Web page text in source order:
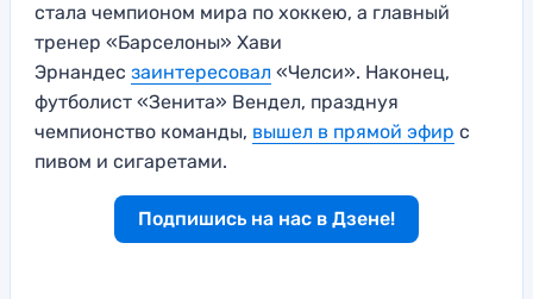
стала чемпионом мира по хоккею, а главный
тренер «Барселоны» Хави
Эрнандес заинтересовал «Челси». Наконец,
футболист «Зенита» Вендел, празднуя
чемпионство команды, вышел в прямой эфир с
пивом и сигаретами.
Подпишись на нас в Дзене!